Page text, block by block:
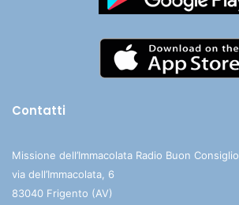
Contatti
Missione dell’Immacolata Radio Buon Consiglio
via dell’Immacolata, 6
83040 Frigento (AV)